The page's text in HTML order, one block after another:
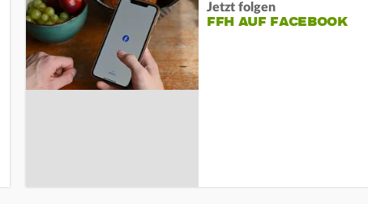
Jetzt folgen
FFH AUF FACEBOOK